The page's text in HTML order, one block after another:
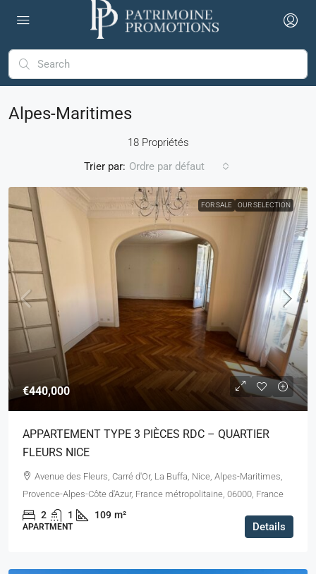
Alpes-Maritimes
18 Propriétés
Trier par: Ordre par défaut
FOR SALE OUR SELECTION
€440,000
APPARTEMENT TYPE 3 PIÈCES RDC – QUARTIER
FLEURS NICE
Avenue des Fleurs, Carré d'Or, La Buffa, Nice, Alpes-Maritimes,
Provence-Alpes-Côte d'Azur, France métropolitaine, 06000, France
2 1 109 m²
APARTMENT Details